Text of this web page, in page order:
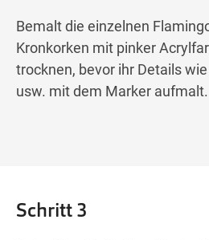
Bemalt die einzelnen
Kronkorken mit pinker
trocknen, bevor ihr Details
usw. mit dem Marker aufmalt.
Schritt 3